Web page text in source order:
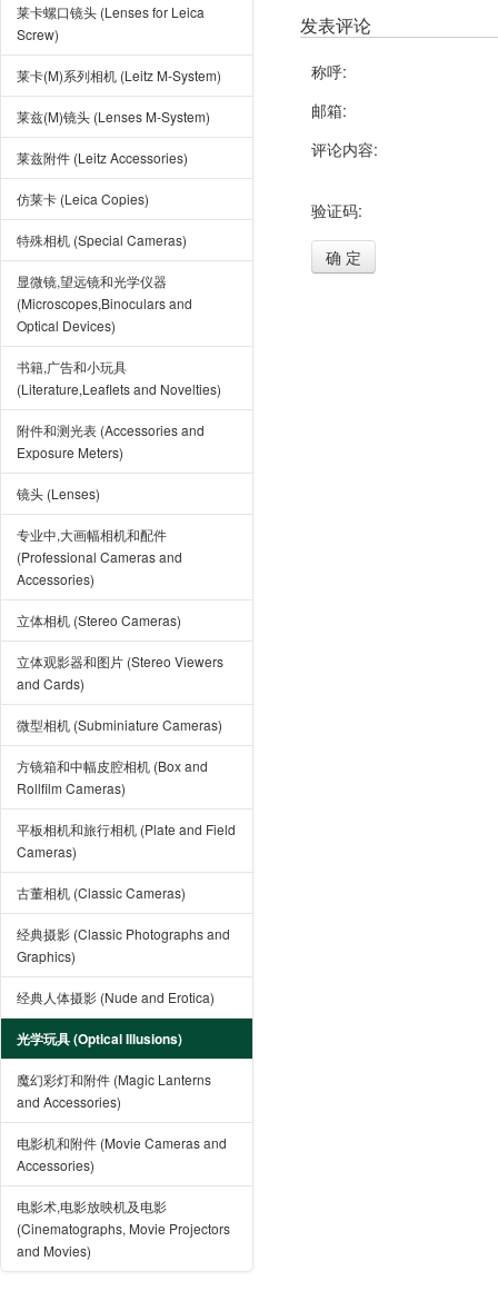
莱卡螺口镜头 (Lenses for Leica
Screw)
莱卡(M)系列相机 (Leitz M-System)
莱兹(M)镜头 (Lenses M-System)
莱兹附件 (Leitz Accessories)
仿莱卡 (Leica Copies)
特殊相机 (Special Cameras)
显微镜,望远镜和光学仪器
(Microscopes,Binoculars and
Optical Devices)
书籍,广告和小玩具
(Literature,Leaflets and Novelties)
附件和测光表 (Accessories and
Exposure Meters)
镜头 (Lenses)
专业中,大画幅相机和配件
(Professional Cameras and
Accessories)
立体相机 (Stereo Cameras)
立体观影器和图片 (Stereo Viewers
and Cards)
微型相机 (Subminiature Cameras)
方镜箱和中幅皮腔相机 (Box and
Rollfilm Cameras)
平板相机和旅行相机 (Plate and Field
Cameras)
古董相机 (Classic Cameras)
经典摄影 (Classic Photographs and
Graphics)
经典人体摄影 (Nude and Erotica)
光学玩具 (Optical Illusions)
魔幻彩灯和附件 (Magic Lanterns
and Accessories)
电影机和附件 (Movie Cameras and
Accessories)
电影术,电影放映机及电影
(Cinematographs, Movie Projectors
and Movies)
发表评论
称呼:
邮箱:
评论内容:
验证码:
确 定